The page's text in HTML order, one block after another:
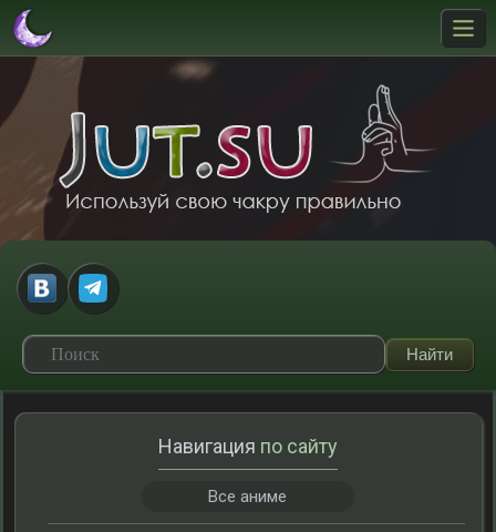
Навигация по сайту
Все аниме